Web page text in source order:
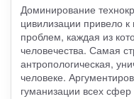
Доминирование
цивилизации привело
проблем, каждая из
человечества. Самая
антропологическая,
человеке.
гуманизации всех сфер